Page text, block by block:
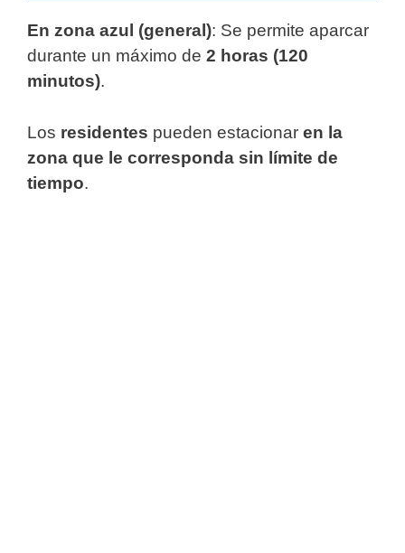
En zona azul (general): Se permite aparcar
durante un máximo de 2 horas (120
minutos).
Los residentes pueden estacionar en la
zona que le corresponda sin límite de
tiempo.